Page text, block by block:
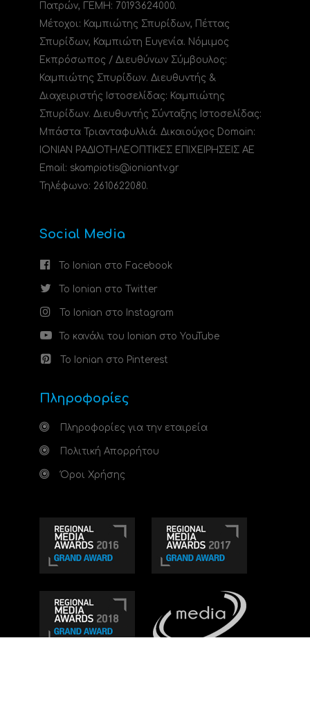
Πατρών, ΓΕΜΗ: 70193624000.
Μέτοχοι: Καμπιώτης Σπυρίδων, Πέττας
Σπυρίδων, Καμπιώτη Ευγενία. Νόμιμος
Εκπρόσωπος / Διευθύνων Σύμβουλος:
Καμπιώτης Σπυρίδων. Διευθυντής &
Διαχειριστής Ιστοσελίδας: Καμπιώτης
Σπυρίδων. Διευθυντής Σύνταξης Ιστοσελίδας:
Μπάστα Τριανταφυλλιά. Δικαιούχος Domain:
ΙΟΝΙΑΝ ΡΑΔΙΟΤΗΛΕΟΠΤΙΚΕΣ ΕΠΙΧΕΙΡΗΣΕΙΣ ΑΕ
Email: skampiotis@ioniantv.gr
Τηλέφωνο: 2610622080.
Social Media
Το Ionian στο Facebook
Το Ionian στο Twitter
Το Ionian στο Instagram
Το κανάλι του Ionian στο YouTube
Το Ionian στο Pinterest
Πληροφορίες
Πληροφορίες για την εταιρεία
Πολιτική Απορρήτου
Όροι Χρήσης